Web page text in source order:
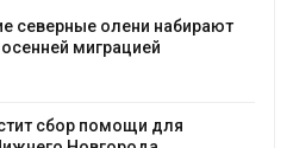
засуха и пожары: сразу
регионов столкнулись с
природными